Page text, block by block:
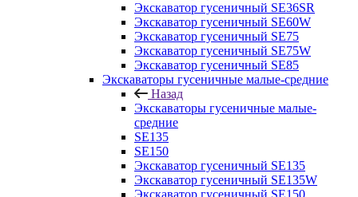
Экскаватор гусеничный SE36SR
Экскаватор гусеничный SE60W
Экскаватор гусеничный SE75
Экскаватор гусеничный SE75W
Экскаватор гусеничный SE85
Экскаваторы гусеничные малые-средние
Назад
Экскаваторы гусеничные малые-
средние
SE135
SE150
Экскаватор гусеничный SE135
Экскаватор гусеничный SE135W
Экскаватор гусеничный SE150